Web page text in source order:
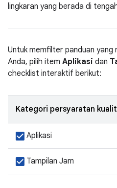
lingkaran yang berada di
Untuk memfilter panduan yang
Anda, pilih item Aplikasi dan
checklist interaktif berikut:
Kategori persyaratan
Aplikasi
Tampilan Jam